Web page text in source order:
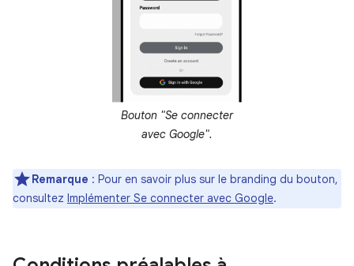
Bouton "Se connecter
avec Google".
Remarque : Pour en savoir plus sur le branding du bouton,
consultez Implémenter Se connecter avec Google.